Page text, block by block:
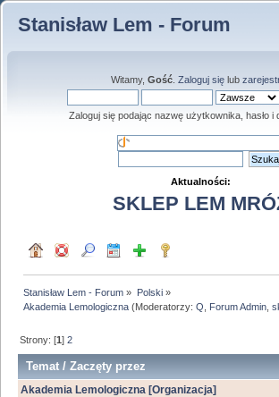
Stanisław Lem - Forum
Witamy, Gość. Zaloguj sięlub
Zaloguj się podając nazwę użytkownika, hasło i
Aktualności:
SKLEP LEM
Stanisław Lem - Forum » Polski»
Akademia Lemologiczna (Moderatorzy:Q Forum Admin ,
Strony: [1]2
Temat /Zaczęty przez
Akademia Lemologiczna [Organizacja]